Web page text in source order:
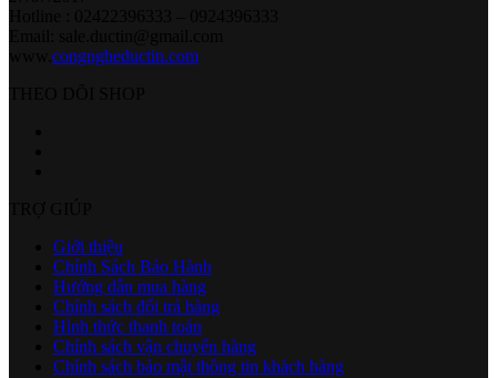
congngheductin.com
Giới thiệu
Chính Sách Bảo Hành
Hướng dẫn mua hàng
Chính sách đổi trả hàng
Hình thức thanh toán
Chính sách vận chuyển hàng
Chính sách bảo mật thông tin khách hàng